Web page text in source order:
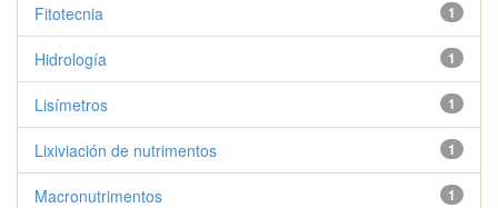
1
Fitotecnia
1
Hidrología
1
Lisímetros
1
Lixiviación de nutrimentos
1
Macronutrimentos